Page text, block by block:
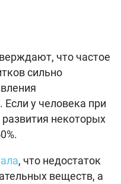
что частое
сильно
у человека при
некоторых
, что недостаток
веществ, а